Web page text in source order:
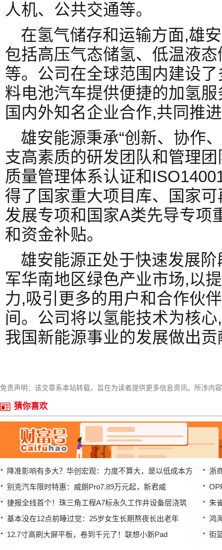
人机、公共交通等。
在氢气储存和运输方面,雄
包括高压气态储氢、低温液
等。公司在全球范围内建设
料电池汽车提供便捷的加氢
国内外知名企业合作,共同推
雄安能源秉承“创新、协作
支高素质的研发团队和管理
质量管理体系认证和
得了国家重大项目库、国家
发展专项和国家A类先导专项
和资金补贴。
雄安能源正处于快速发展
军华南地区绿色产业市场,以
力,吸引更多的用户和合作伙
间。公司将以氢能技术为核
我国新能源事业的发展做出贡
免责声明：该文章系本站转载，旨在为读者提供更多信息资讯。所涉内
猜你喜欢
降准影响有多大？华创宏观：力度不算大，是以低成本方
浙
别克汽车限时特惠：威朗Pro7.89万元起，新君威
捷报全线首个！珠三角工程A7标永久工作井设备层浇筑
朱
基本没在12点前睡过觉：25岁女生长期熬夜长出老年
鸿
12.7寸高刷大屏平板，卷到千元了！联想小新Pad
街